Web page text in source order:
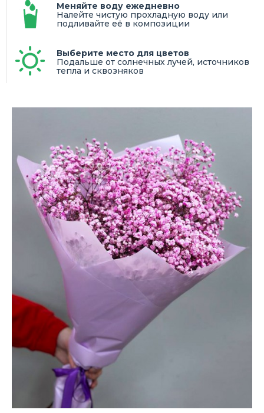
Меняйте воду ежедневно
Налейте чистую прохладную воду или
подливайте её в композиции
Выберите место для цветов
Подальше от солнечных лучей, источников
тепла и сквозняков